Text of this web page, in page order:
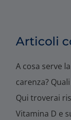
Articoli
A cosa serve
carenza?
Qui troverai
Vitamina D e